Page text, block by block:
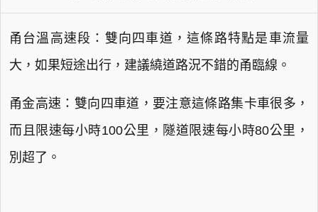
甬台溫高速段：雙向四車道，這條路特點是車流量
大，如果短途出行，建議繞道路況不錯的甬臨線。
甬金高速：雙向四車道，要注意這條路集卡車很多，
而且限速每小時100公里，隧道限速每小時80公里，
別超了。